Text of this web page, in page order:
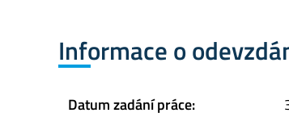
Informace o
Datum zadání práce: